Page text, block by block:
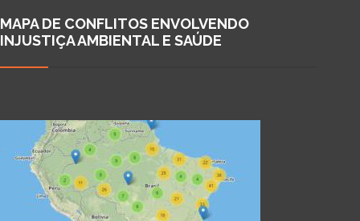
MAPA DE CONFLITOS ENVOLVENDO
INJUSTIÇA AMBIENTAL E SAÚDE